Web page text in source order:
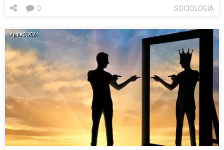
SOCIOLOGIA
0
Aprile 3, 2024